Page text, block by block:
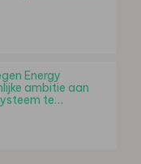
Energy
ambitie aan
te…